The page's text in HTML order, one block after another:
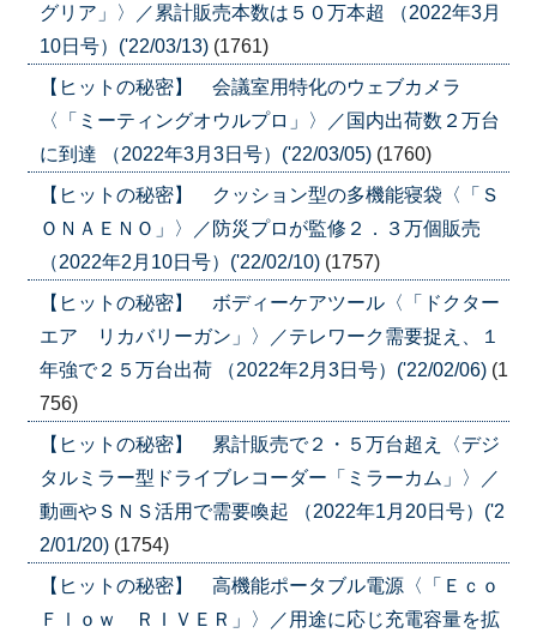
グリア」〉／累計販売本数は５０万本超 （2022年3月
10日号）('22/03/13) (1761)
【ヒットの秘密】 会議室用特化のウェブカメラ
〈「ミーティングオウルプロ」〉／国内出荷数２万台
に到達 （2022年3月3日号）('22/03/05) (1760)
【ヒットの秘密】 クッション型の多機能寝袋〈「Ｓ
ＯＮＡＥＮＯ」〉／防災プロが監修２．３万個販売
（2022年2月10日号）('22/02/10) (1757)
【ヒットの秘密】 ボディーケアツール〈「ドクター
エア リカバリーガン」〉／テレワーク需要捉え、１
年強で２５万台出荷 （2022年2月3日号）('22/02/06) (1
756)
【ヒットの秘密】 累計販売で２・５万台超え〈デジ
タルミラー型ドライブレコーダー「ミラーカム」〉／
動画やＳＮＳ活用で需要喚起 （2022年1月20日号）('2
2/01/20) (1754)
【ヒットの秘密】 高機能ポータブル電源〈「Ｅｃｏ
Ｆｌｏｗ ＲＩＶＥＲ」〉／用途に応じ充電容量を拡